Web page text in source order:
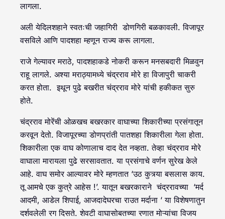
लागला.
अली येदिलशहाने स्वतःची जहागिरी डोणगिरी बळकावली. विजापूर
वसविले आणि पादशहा म्हणून राज्य करू लागला.
राजे गेल्यावर मराठे, पादशहाकडे नोकरी करून मनसबदारी मिळवुन
राहू लागले. अश्या मराठ्यामध्ये चंद्रराव मोरे हा विजापुरी चाकरी
करत होता. इथून पुढे बखरीत चंद्रराव मोरे यांची हकीकत सुरु
होते.
चंद्रराव मोरेंची ओळखच बखरकार वाघाच्या शिकारीच्या प्रसंगातून
करवून देतो. विजापूरच्या डोणप्रांती पातशहा शिकारीला गेला होता.
शिकारीला एक वाघ कोणालाच दाद देत नव्हता. तेव्हा चंद्रराव मोरे
वाघाला मारायला पुढे सरसावतात. या प्रसंगाचे वर्णन सुरेख केले
आहे. वाघ समोर आल्यावर मोरे म्हणतात ‘उठ कुत्र्या बसलास काय.
तू आमचे एक कुत्रे आहेस !’. यातून बखरकाराने चंद्ररावच्या ‘मर्द
आदमी, आडेल शिपाई, आजदादेघरचा राउत मर्दाना ‘ या विशेषणातुन
दर्शवलेली रग दिसते. शेवटी वाघासोबतच्या रणात मोऱ्यांचा विजय